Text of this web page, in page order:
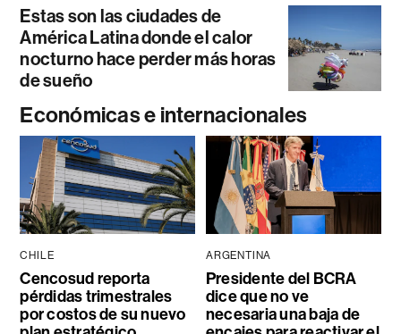
Estas son las ciudades de
América Latina donde el calor
nocturno hace perder más horas
de sueño
Económicas e internacionales
CHILE
Cencosud reporta
pérdidas trimestrales
por costos de su nuevo
ARGENTINA
Presidente del BCRA
dice que no ve
necesaria una baja de